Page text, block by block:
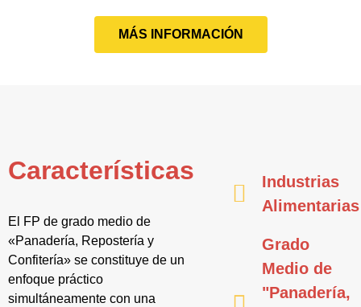
MÁS INFORMACIÓN
Características
El FP de grado medio de
«Panadería, Repostería y
Confitería» se constituye de un
enfoque práctico
simultáneamente con una
Industrias
Alimentarias
Grado
Medio de
"Panadería,